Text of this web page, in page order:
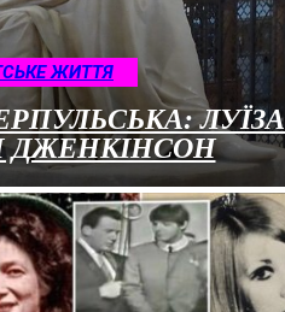
ЖИТТЯ
ЛУЇЗА
ДЖЕНКІНСОН